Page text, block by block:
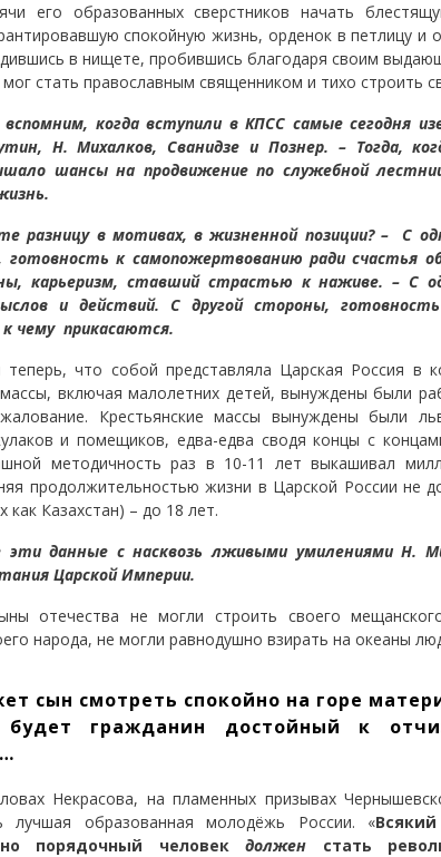
его образованных сверстников начать
спокойную жизнь, орденок в петлицу и
в нищете, пробившись благодаря своим
стать православным священником и тихо строить
когда вступили в КПСС самые сегодня
Н. Михалков, Сванидзе и Познер. – Тогда,
шансы на продвижение по служебной
разницу в мотивах, в жизненной позиции? – С
готовность к самопожертвованию ради счастья
карьеризм, ставший страстью к наживе. – С
и действий. С другой стороны,
чему прикасаются.
что собой представляла Царская Россия в
включая малолетних детей, вынуждены были
Крестьянские массы вынуждены были
и помещиков, едва-едва сводя концы с
методичность раз в 10-11 лет выкашивал
продолжительностью жизни в Царской России не
как Казахстан) – до 18 лет.
эти данные с насквозь лживыми умилениями Н.
Царской Империи.
отечества не могли строить своего
народа, не могли равнодушно взирать на океаны
сын смотреть спокойно на горе
гражданин достойный к
Некрасова, на пламенных призывах
лучшая образованная молодёжь России. «
порядочный человекдолжен стать